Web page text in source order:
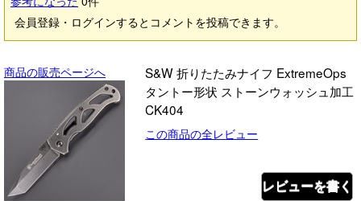
会員登録・ログインするとコメントを投稿できます。
商品の販売ページへ
S&W 折りたたみナイフ ExtremeOps
タントー形状 ストーンウォッシュ加工
CK404
この商品の全レビュー
レビューを書く